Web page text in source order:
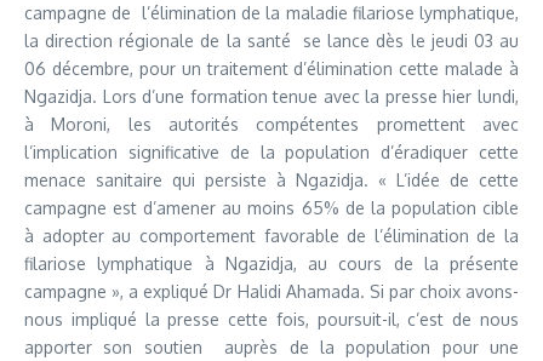
campagne de l’élimination de la maladie filariose lymphatique,
la direction régionale de la santé se lance dès le jeudi 03 au
06 décembre, pour un traitement d’élimination cette malade à
Ngazidja. Lors d’une formation tenue avec la presse hier lundi,
à Moroni, les autorités compétentes promettent avec
l’implication significative de la population d’éradiquer cette
menace sanitaire qui persiste à Ngazidja. « L’idée de cette
campagne est d’amener au moins 65% de la population cible
à adopter au comportement favorable de l’élimination de la
filariose lymphatique à Ngazidja, au cours de la présente
campagne », a expliqué Dr Halidi Ahamada. Si par choix avons-
nous impliqué la presse cette fois, poursuit-il, c’est de nous
apporter son soutien auprès de la population pour une